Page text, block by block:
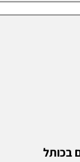
בכותל